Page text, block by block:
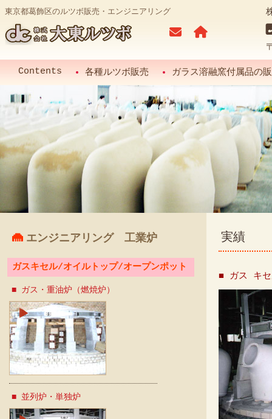
東京都葛飾区のルツボ販売・エンジニアリング
Contents 各種ルツボ販売 ガラス溶融窯付属品の
エンジニアリング 工業炉
ガスキセル/オイルトップ/オープンポット
■ ガス・重油炉（燃焼炉）
■ 並列炉・単独炉
実績
■ ガス キ